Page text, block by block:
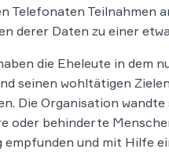
Telefonaten Teilnahmen
derer Daten zu einer
die Eheleute in dem
seinen wohltätigen
Die Organisation
behinderte
und mit Hilfe